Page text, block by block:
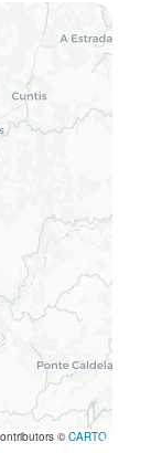
©CARTO